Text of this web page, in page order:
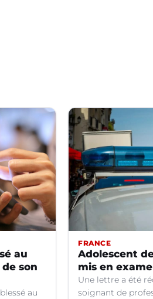
au
son
au
FRANCE
Adolescent
mis en
Une lettre a été
soignant de